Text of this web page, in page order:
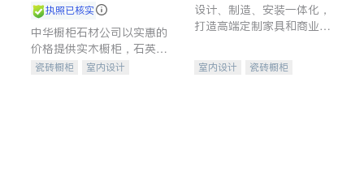
执照已核实
中华橱柜石材公司以实惠的
价格提供实木橱柜，石英石
台面，多种优质不锈钢水
瓷砖橱柜
室内设计
设计、制造、安装一体化，
打造高端定制家具和商业空
室内设计
瓷砖橱柜